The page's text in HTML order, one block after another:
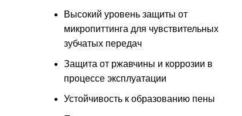
Высокий уровень защиты от
микропиттинга для чувствительных
зубчатых передач
Защита от ржавчины и коррозии в
процессе эксплуатации
Устойчивость к образованию пены